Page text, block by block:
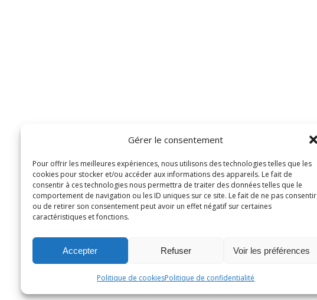
Gérer le consentement
Pour offrir les meilleures expériences, nous utilisons des technologies telles que les
cookies pour stocker et/ou accéder aux informations des appareils. Le fait de
consentir à ces technologies nous permettra de traiter des données telles que le
comportement de navigation ou les ID uniques sur ce site. Le fait de ne pas consentir
ou de retirer son consentement peut avoir un effet négatif sur certaines
caractéristiques et fonctions.
Accepter Refuser Voir les préférences
Politique de cookiesPolitique de confidentialité